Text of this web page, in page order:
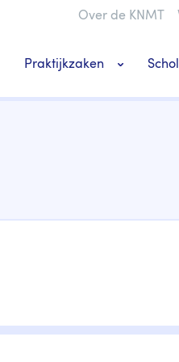
Over de KNMT
Praktijkzaken